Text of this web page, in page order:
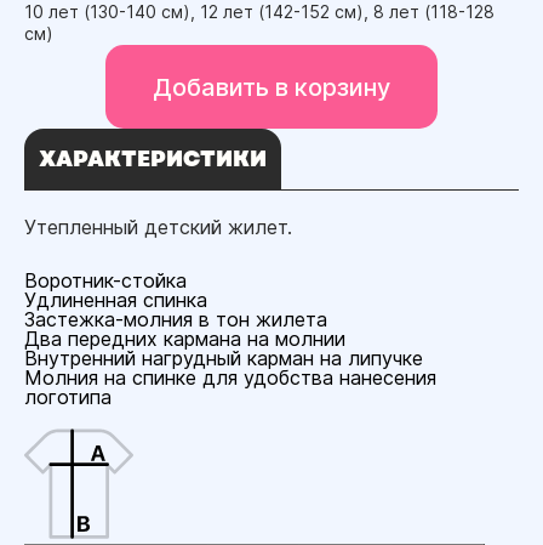
10 лет (130-140 см), 12 лет (142-152 см), 8 лет (118-128
см)
Добавить в корзину
ХАРАКТЕРИСТИКИ
Утепленный детский жилет.
Воротник-стойка
Удлиненная спинка
Застежка-молния в тон жилета
Два передних кармана на молнии
Внутренний нагрудный карман на липучке
Молния на спинке для удобства нанесения
логотипа